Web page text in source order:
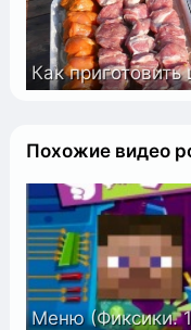
Похожие видео
Меню (Фиксики.